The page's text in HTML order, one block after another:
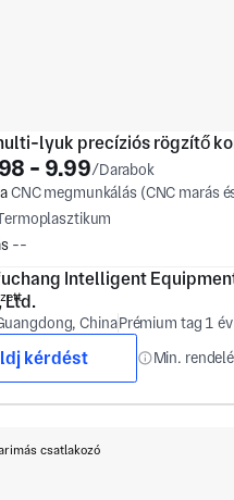
lyuk precíziós rögzítő
- 9.99/Darabok
CNC megmunkálás (CNC marás
--
Intelligent
Ltd.
ChinaPrémium tag 1 év
kérdést Min.